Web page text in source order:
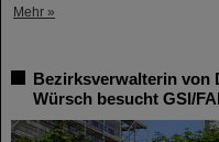
Mehr »
Bezirksverwalterin von
Würsch besucht GSI/